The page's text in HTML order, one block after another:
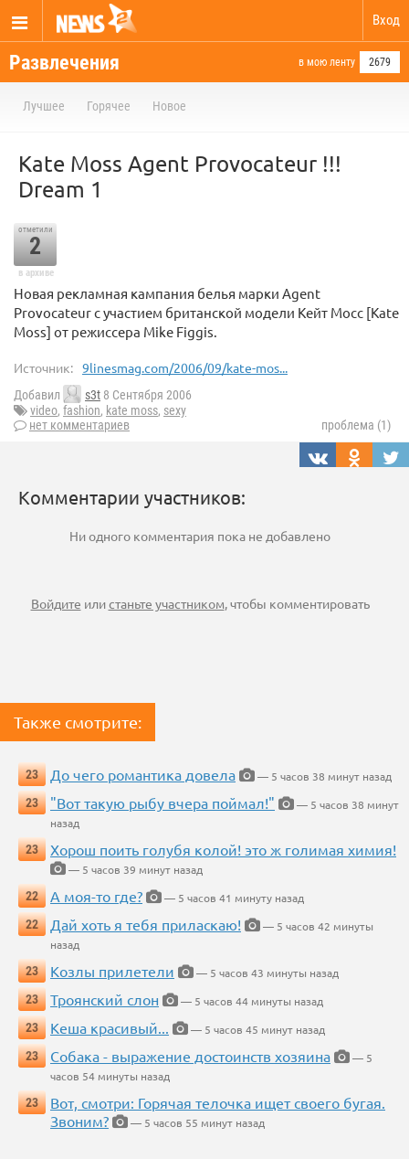
Вход
Развлечения в мою ленту 2679
Лучшее Горячее Новое
Kate Moss Agent Provocateur !!!
Dream 1
отметили
2
в архиве
Новая рекламная кампания белья марки Agent
Provocateur с участием британской модели Кейт Мосс [Kate
Moss] от режиссера Mike Figgis.
Источник: 9linesmag.com/2006/09/kate-mos...
Добавил s3t 8 Сентября 2006
video, fashion, kate moss, sexy
нет комментариев
проблема (1)
Комментарии участников:
Ни одного комментария пока не добавлено
Войдите илистаньте участником, чтобы комментировать
Также смотрите:
23 До чего романтика довела
— 5 часов 38 минут назад
23
"Вот такую рыбу вчера поймал!"
— 5 часов 38 минут
назад
23
Хорош поить голубя колой! это ж голимая химия!
— 5 часов 39 минут назад
22
А моя-то где?
— 5 часов 41 минуту назад
22
Дай хоть я тебя приласкаю!
— 5 часов 42 минуты
назад
23
Козлы прилетели
— 5 часов 43 минуты назад
23
Троянский слон
— 5 часов 44 минуты назад
23
Кеша красивый...
— 5 часов 45 минут назад
23
Собака - выражение достоинств хозяина
— 5
часов 54 минуты назад
23
Вот, смотри: Горячая телочка ищет своего бугая.
Звоним?
— 5 часов 55 минут назад